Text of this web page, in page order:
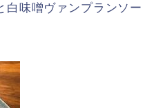
白味噌ヴァンプランソー